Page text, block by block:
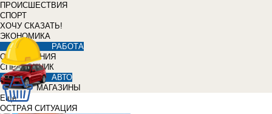
ПРОИСШЕСТВИЯ
СПОРТ
ХОЧУ СКАЗАТЬ!
ЭКОНОМИКА
РАБОТА
ОБЪЯВЛЕНИЯ
СПРАВОЧНИК
АВТО
МАГАЗИНЫ
Еще
ОСТРАЯ СИТУАЦИЯ